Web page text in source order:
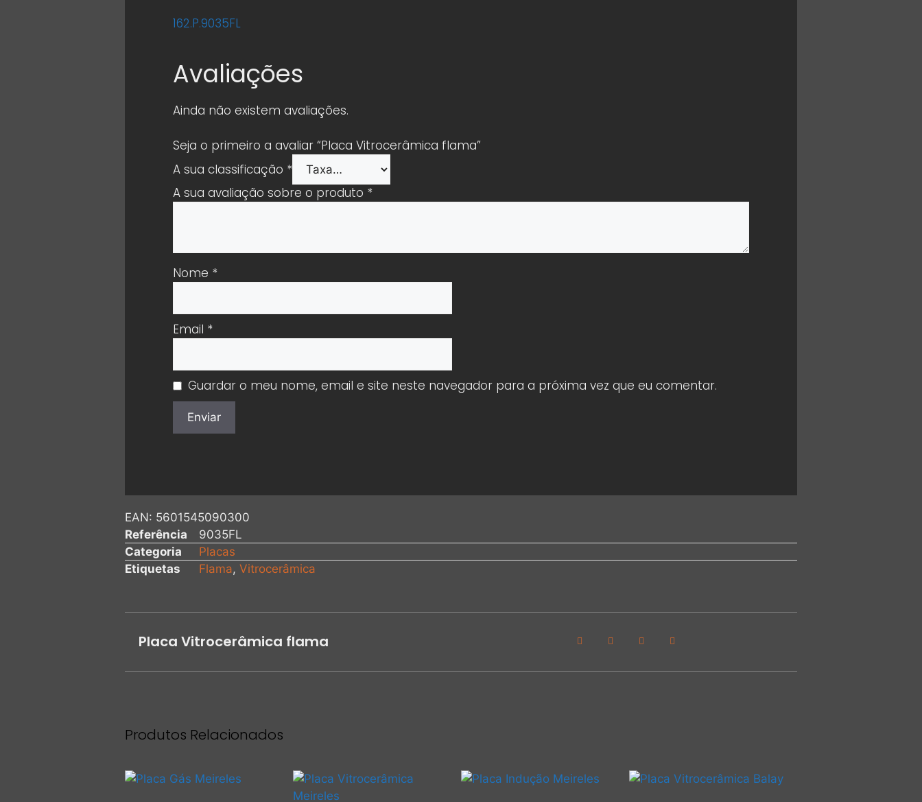
162.P.9035FL
Avaliações
Ainda não existem avaliações.
Seja o primeiro a avaliar “Placa Vitrocerâmica flama”
A sua classificação *
A sua avaliação sobre o produto *
Nome *
Email *
Guardar o meu nome, email e site neste navegador para a próxima vez que eu comentar.
EAN: 5601545090300
Referência
9035FL
Categoria
Placas
Etiquetas
Flama, Vitrocerâmica
Placa Vitrocerâmica flama
Produtos Relacionados